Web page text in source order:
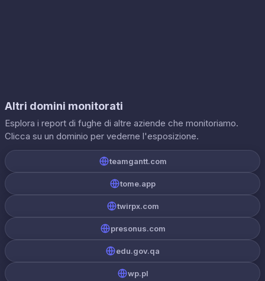
Altri domini monitorati
Esplora i report di fughe di altre aziende che monitoriamo.
Clicca su un dominio per vederne l'esposizione.
teamgantt.com
tome.app
twirpx.com
presonus.com
edu.gov.qa
wp.pl